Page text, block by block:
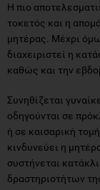
Η πιο
τοκετός και η
μητέρας. Μέχρι
διαχειριστεί η
καθώς και την
Συνηθίζεται
οδηγούνται σε
ή σε καισαρική
κινδυνεύει η
συστήνεται
δραστηριοτήτων